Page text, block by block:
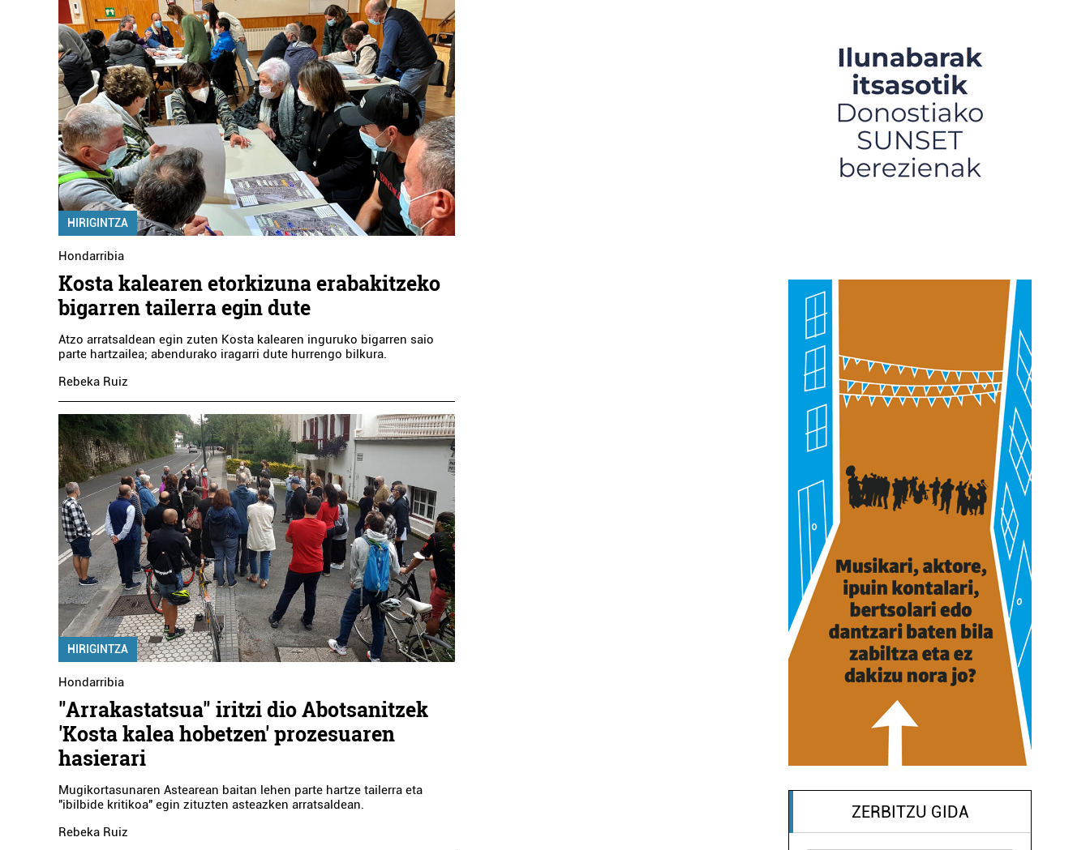
HIRIGINTZA
Hondarribia
Kosta kalearen etorkizuna erabakitzeko
bigarren tailerra egin dute
Atzo arratsaldean egin zuten Kosta kalearen inguruko bigarren saio
parte hartzailea; abendurako iragarri dute hurrengo bilkura.
Rebeka Ruiz
HIRIGINTZA
Hondarribia
"Arrakastatsua" iritzi dio Abotsanitzek
'Kosta kalea hobetzen' prozesuaren
hasierari
Mugikortasunaren Astearean baitan lehen parte hartze tailerra eta
"ibilbide kritikoa" egin zituzten asteazken arratsaldean.
Rebeka Ruiz
ZERBITZU GIDA